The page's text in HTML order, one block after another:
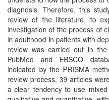
diagnosis. Therefore, this
review of the literature, to
investigation of the process of
in adulthood in patients with
review was carried out in
PubMed and EBSCO
indicated by the PRISMA
review process, 39 articles
a clear tendency to use